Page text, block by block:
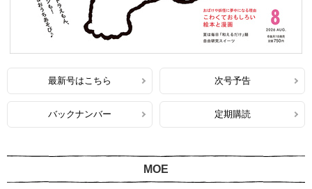
最新号はこちら 次号予告
バックナンバー 定期購読
MOE